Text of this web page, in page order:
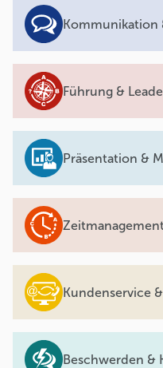
Kommunikation
Führung &
Präsentation &
Kundenservice
Beschwerden &